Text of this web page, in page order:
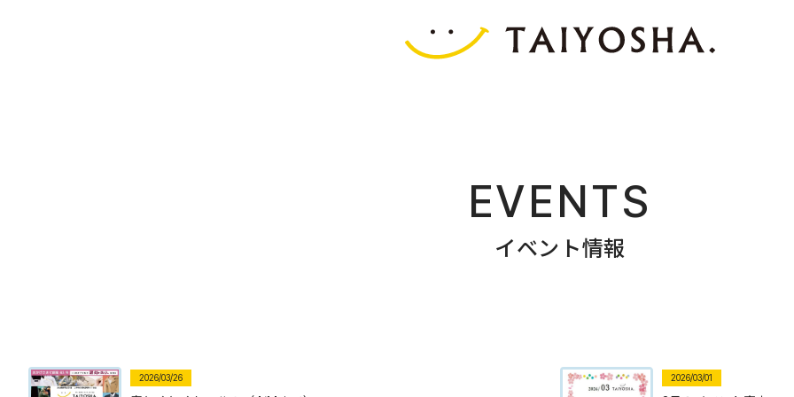
EVENTS
イベント情報
2026/03/26 2026/03/01